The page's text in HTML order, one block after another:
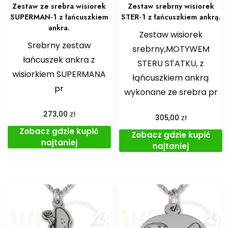
Zestaw ze srebra wisiorek
SUPERMAN-1 z łańcuszkiem
ankra.
Srebrny zestaw
łańcuszek ankra z
wisiorkiem SUPERMANA
pr
273,00 zł
Zobacz gdzie kupić
najtaniej
Zestaw srebrny wisiorek
STER-1 z łańcuszkiem ankrą.
Zestaw wisiorek
srebrny,MOTYWEM
STERU STATKU, z
łąńcuszkiem ankrą
wykonane ze srebra pr
305,00 zł
Zobacz gdzie kupić
najtaniej